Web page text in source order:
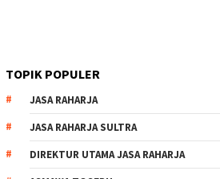
TOPIK POPULER
JASA RAHARJA
JASA RAHARJA SULTRA
DIREKTUR UTAMA JASA RAHARJA